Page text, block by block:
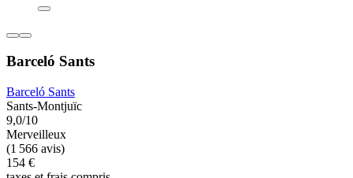
Barceló Sants
Barceló Sants
Sants-Montjuïc
9,0/10
Merveilleux
(1 566 avis)
154 €